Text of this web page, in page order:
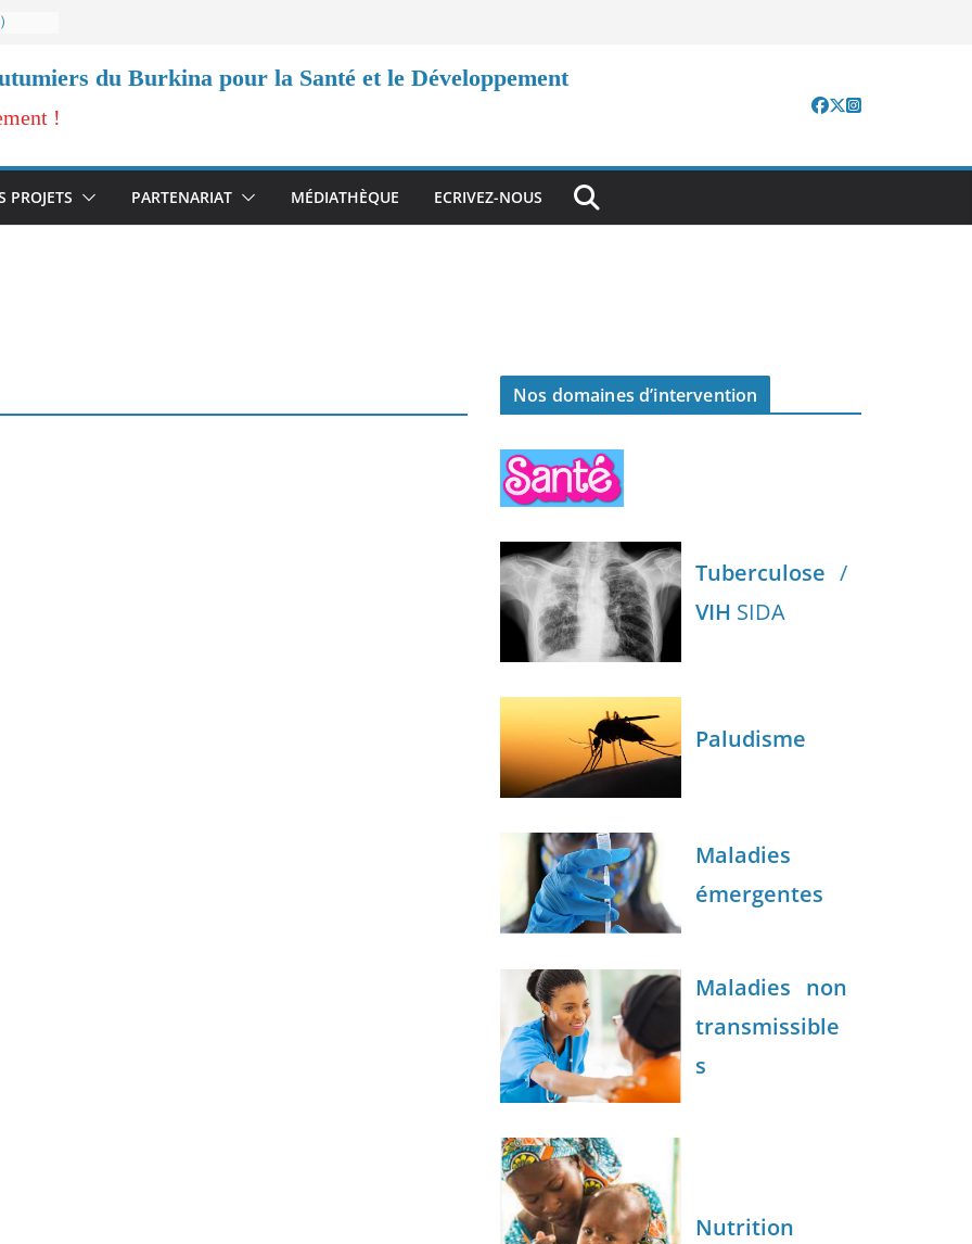
du Burkina pour la Santé et le Développement
!
PROJETS PARTENARIAT MÉDIATHÈQUE ECRIVEZ-NOUS
Nos domaines d’intervention
Tuberculose /
VIH SIDA
Paludisme
Maladies
émergentes
Maladies non
transmissible
s
Nutrition